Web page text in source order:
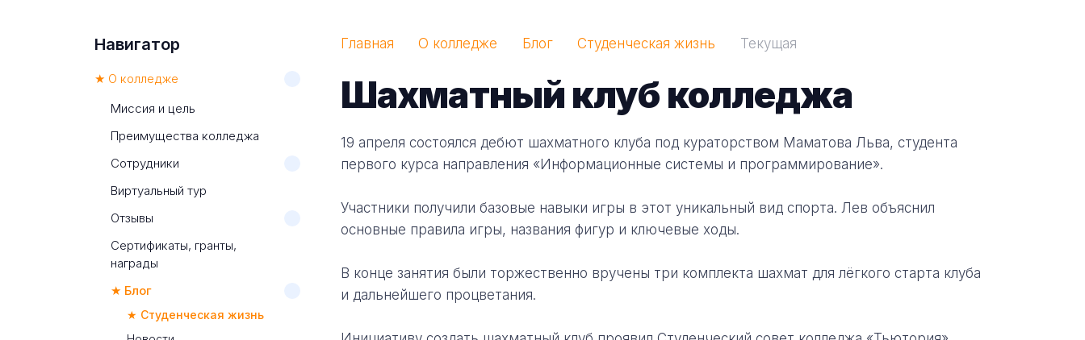
Навигатор
★ О колледже
Миссия и цель
Преимущества колледжа
Сотрудники
Виртуальный тур
Отзывы
Сертификаты, гранты,
награды
★ Блог
★ Студенческая жизнь
Главная О колледже Блог Студенческая жизнь Текущая
Шахматный клуб колледжа
19 апреля состоялся дебют шахматного клуба под кураторством Маматова Льва, студента
первого курса направления «Информационные системы и программирование».
Участники получили базовые навыки игры в этот уникальный вид спорта. Лев объяснил
основные правила игры, названия фигур и ключевые ходы.
В конце занятия были торжественно вручены три комплекта шахмат для лёгкого старта клуба
и дальнейшего процветания.